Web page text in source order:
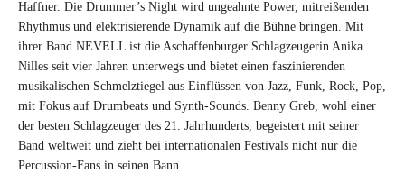
Haffner. Die Drummer’s Night wird ungeahnte Power, mitreißenden
Rhythmus und elektrisierende Dynamik auf die Bühne bringen. Mit
ihrer Band NEVELL ist die Aschaffenburger Schlagzeugerin Anika
Nilles seit vier Jahren unterwegs und bietet einen faszinierenden
musikalischen Schmelztiegel aus Einflüssen von Jazz, Funk, Rock, Pop,
mit Fokus auf Drumbeats und Synth-Sounds. Benny Greb, wohl einer
der besten Schlagzeuger des 21. Jahrhunderts, begeistert mit seiner
Band weltweit und zieht bei internationalen Festivals nicht nur die
Percussion-Fans in seinen Bann.